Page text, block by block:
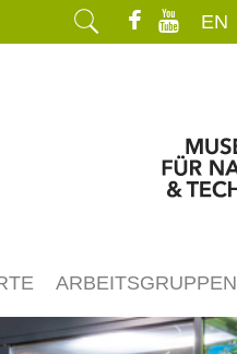
EN
ARBEITSGRUPPEN